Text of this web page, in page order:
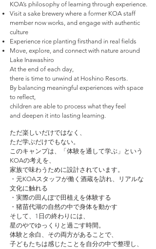
KOA’s philosophy of learning through experience.
Visit a sake brewery where a former KOA staff
member now works, and engage with authentic
culture
Experience rice planting firsthand in real fields
Move, explore, and connect with nature around
Lake Inawashiro
At the end of each day,
there is time to unwind at Hoshino Resorts.
By balancing meaningful experiences with space
to reflect,
children are able to process what they feel
and deepen it into lasting learning.
ただ楽しいだけではなく、
ただ学ぶだけでもない。
このキャンプは、「体験を通して学ぶ」という
KOAの考えを、
家族で味わうために設計されています。
・元KOAスタッフが働く酒蔵を訪れ、リアルな
文化に触れる
・実際の田んぼで田植えを体験する
・猪苗代湖の自然の中で身体を動かす
そして、1日の終わりには、
星のやでゆっくりと過ごす時間。
体験と余白、その両方があることで、
子どもたちは感じたことを自分の中で整理し、